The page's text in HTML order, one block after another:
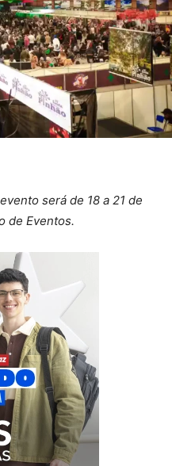
será de 18 a 21 de
de Eventos.